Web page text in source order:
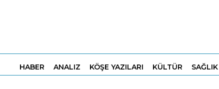
HABER ANALIZ KÖŞE YAZILARI KÜLTÜR SAĞLIK